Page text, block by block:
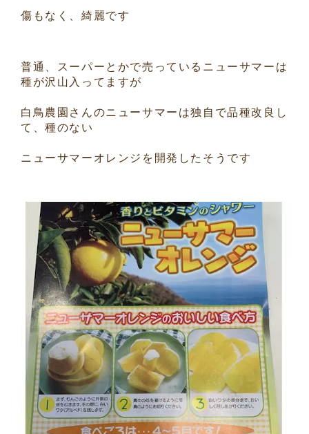
傷もなく、綺麗です
普通、スーパーとかで売っているニューサマーは
種が沢山入ってますが
白鳥農園さんのニューサマーは独自で品種改良し
て、種のない
ニューサマーオレンジを開発したそうです